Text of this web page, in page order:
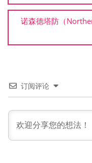
诺森德塔防（
订阅评论